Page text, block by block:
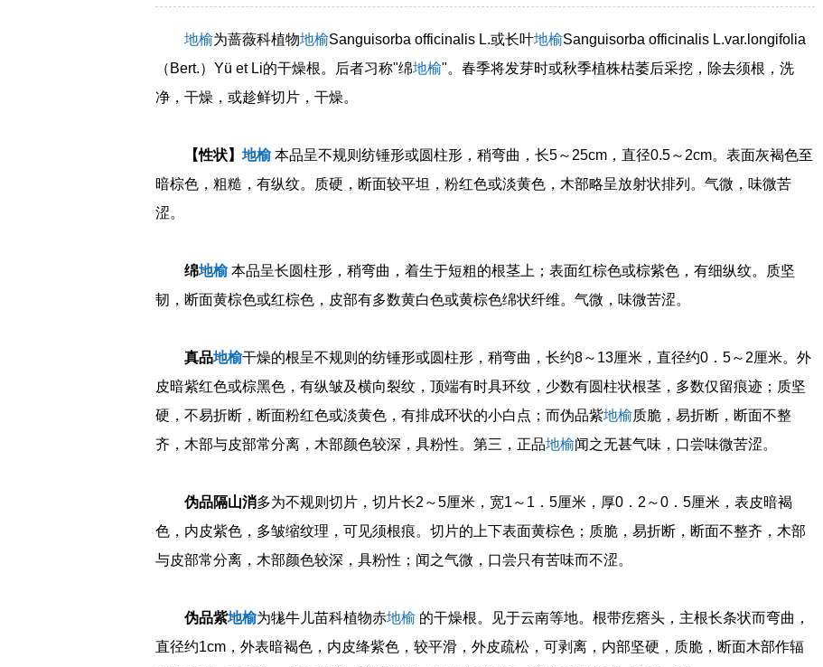
地榆为蔷薇科植物地榆Sanguisorba officinalis L.或长叶地榆Sanguisorba officinalis L.var.longifolia
（Bert.）Yü et Li的干燥根。后者习称"绵地榆"。春季将发芽时或秋季植株枯萎后采挖，除去须根，洗
净，干燥，或趁鲜切片，干燥。
【性状】 地榆 本品呈不规则纺锤形或圆柱形，稍弯曲，长5～25cm，直径0.5～2cm。表面灰褐色至
暗棕色，粗糙，有纵纹。质硬，断面较平坦，粉红色或淡黄色，木部略呈放射状排列。气微，味微苦
涩。
绵地榆 本品呈长圆柱形，稍弯曲，着生于短粗的根茎上；表面红棕色或棕紫色，有细纵纹。质坚
韧，断面黄棕色或红棕色，皮部有多数黄白色或黄棕色绵状纤维。气微，味微苦涩。
真品地榆干燥的根呈不规则的纺锤形或圆柱形，稍弯曲，长约8～13厘米，直径约0．5～2厘米。外
皮暗紫红色或棕黑色，有纵皱及横向裂纹，顶端有时具环纹，少数有圆柱状根茎，多数仅留痕迹；质坚
硬，不易折断，断面粉红色或淡黄色，有排成环状的小白点；而伪品紫地榆质脆，易折断，断面不整
齐，木部与皮部常分离，木部颜色较深，具粉性。第三，正品地榆闻之无甚气味，口尝味微苦涩。
伪品隔山消多为不规则切片，切片长2～5厘米，宽1～1．5厘米，厚0．2～0．5厘米，表皮暗褐
色，内皮紫色，多皱缩纹理，可见须根痕。切片的上下表面黄棕色；质脆，易折断，断面不整齐，木部
与皮部常分离，木部颜色较深，具粉性；闻之气微，口尝只有苦味而不涩。
伪品紫地榆为牻牛儿苗科植物赤地榆 的干燥根。见于云南等地。根带疙瘩头，主根长条状而弯曲，
直径约1cm，外表暗褐色，内皮绛紫色，较平滑，外皮疏松，可剥离，内部坚硬，质脆，断面木部作辐